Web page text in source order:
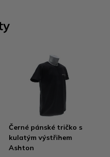
Černé pánské tričko s
kulatým výstřihem
Ashton